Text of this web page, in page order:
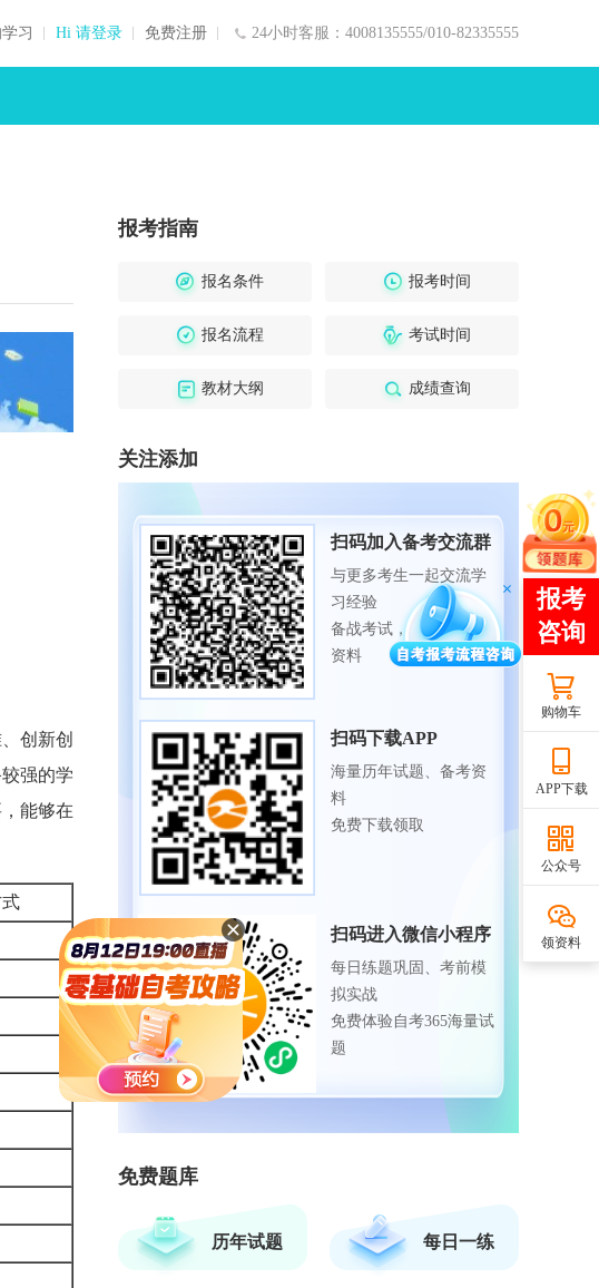
24小时客服：4008135555/010-82335555
习 Hi 请登录 免费注册
创新创
强的学
能够在
报考指南
报名条件 报考时间
报名流程 考试时间
教材大纲 成绩查询
关注添加
扫码加入备考交流群
与更多考生一起交流学
习经验
备战考试，获取试题及
资料
扫码下载APP
海量历年试题、备考资
料
免费下载领取
扫码进入微信小程序
每日练题巩固、考前模
拟实战
免费体验自考365海量试
题
免费题库
历年试题 每日一练
购物车
APP下载
公众号
领资料